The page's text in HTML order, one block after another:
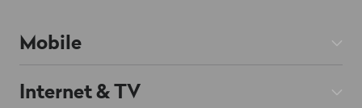
Mobile
Mobile Abos
Internet & TV